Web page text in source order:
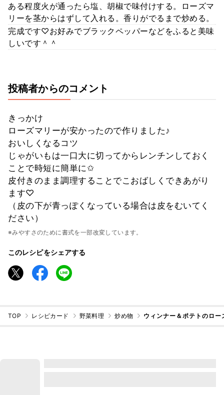
ある程度火が通ったら塩、胡椒で味付けする。ローズマ
リーを茎からはずして入れる。香りがでるまで炒める。
完成です♡お好みでブラックペッパーなどをふると美味
しいです＾＾
投稿者からのコメント
きっかけ
ローズマリーが安かったので作りました♪
おいしくなるコツ
じゃがいもは一口大に切ってからレンチンしておく
ことで時短に簡単に✩
皮付きのまま調理することでこおばしくできあがり
ます♡
（皮の下が青っぽくなっている場合は皮をむいてく
ださい）
※みやすさのために書式を一部改変しています。
このレシピをシェアする
TOP レシピカード 野菜料理 炒め物 ウィンナー＆ポテトのロ